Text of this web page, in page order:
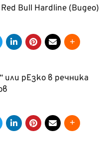
Bull Hardline (Видео)
или рЕзко в речника